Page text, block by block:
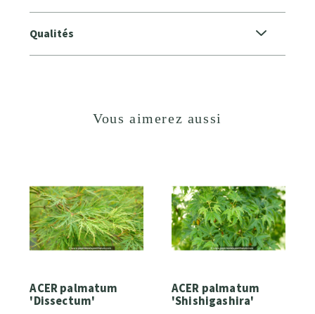
Qualités
Vous aimerez aussi
ACER palmatum
'Dissectum'
ACER palmatum
'Shishigashira'